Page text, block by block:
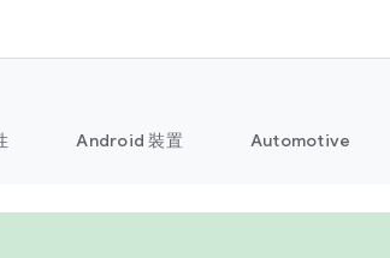
Android 裝置 Automotive